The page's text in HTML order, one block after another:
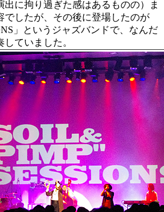
出に拘り過ぎた感はあるものの）ま
でしたが、その後に登場したのが
」というジャズバンドで、なんだ
ていました。